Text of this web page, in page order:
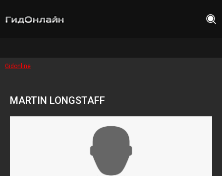
Gidonline
MARTIN LONGSTAFF